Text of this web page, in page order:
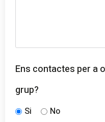
Ens contactes per a
grup?
Si No